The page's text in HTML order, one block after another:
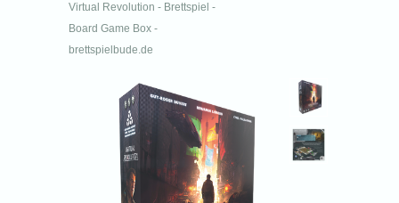
Virtual Revolution - Brettspiel -
Board Game Box -
brettspielbude.de